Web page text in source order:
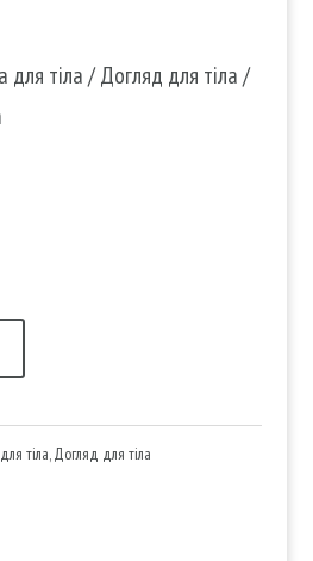
для тіла/Догляд для тіла/
тіла,Догляд для тіла